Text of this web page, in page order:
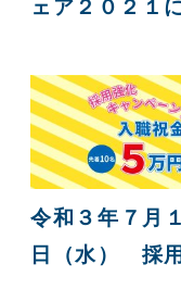
ェア２０２１
令和３年７月
日（水） 採